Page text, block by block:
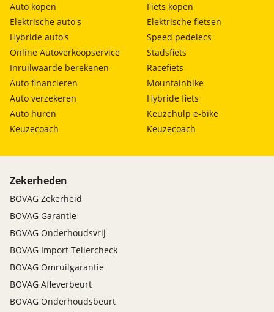
Auto kopen
Elektrische auto's
Hybride auto's
Online Autoverkoopservice
Inruilwaarde berekenen
Auto financieren
Auto verzekeren
Auto huren
Keuzecoach
Fiets kopen
Elektrische fietsen
Speed pedelecs
Stadsfiets
Racefiets
Mountainbike
Hybride fiets
Keuzehulp e-bike
Keuzecoach
Zekerheden
BOVAG Zekerheid
BOVAG Garantie
BOVAG Onderhoudsvrij
BOVAG Import Tellercheck
BOVAG Omruilgarantie
BOVAG Afleverbeurt
BOVAG Onderhoudsbeurt